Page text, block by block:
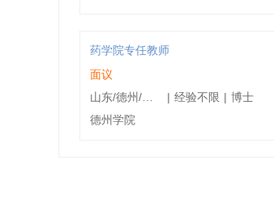
药学院专任教师
面议
| 经验不限 | 博士
德州学院